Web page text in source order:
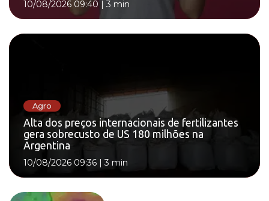
10/08/2026 09:40 | 3 min
Agro
Alta dos preços internacionais de fertilizantes
gera sobrecusto de US 180 milhões na
Argentina
10/08/2026 09:36 |3 min